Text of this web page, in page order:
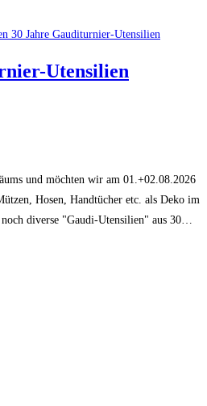
Utensilien
und möchten wir am 01.+02.08.2026
Hosen, Handtücher etc. als Deko im
diverse "Gaudi-Utensilien" aus 30…